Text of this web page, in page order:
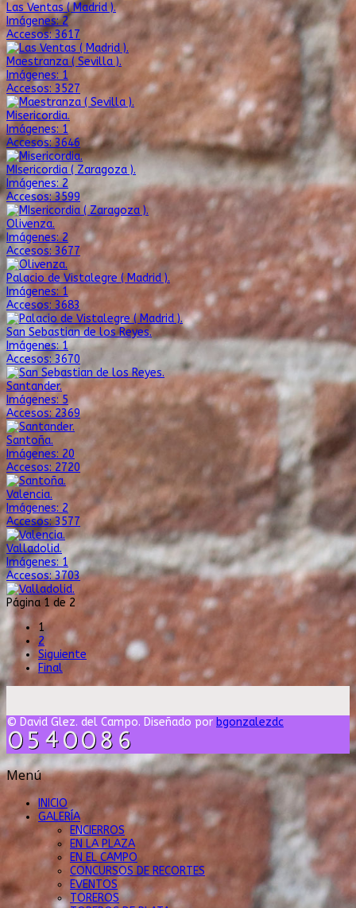
Las Ventas ( Madrid ).
Imágenes: 2
Accesos: 3617
Maestranza ( Sevilla ).
Imágenes: 1
Accesos: 3527
Misericordia.
Imágenes: 1
Accesos: 3646
MIsericordia ( Zaragoza ).
Imágenes: 2
Accesos: 3599
Olivenza.
Imágenes: 2
Accesos: 3677
Palacio de Vistalegre ( Madrid ).
Imágenes: 1
Accesos: 3683
San Sebastian de los Reyes.
Imágenes: 1
Accesos: 3670
Santander.
Imágenes: 5
Accesos: 2369
Santoña.
Imágenes: 20
Accesos: 2720
Valencia.
Imágenes: 2
Accesos: 3577
Valladolid.
Imágenes: 1
Accesos: 3703
Página 1 de 2
1
2
Siguiente
Final
© David Glez. del Campo. Diseñado por bgonzalezdc
Menú
INICIO
GALERÍA
ENCIERROS
EN LA PLAZA
EN EL CAMPO
CONCURSOS DE RECORTES
EVENTOS
TOREROS